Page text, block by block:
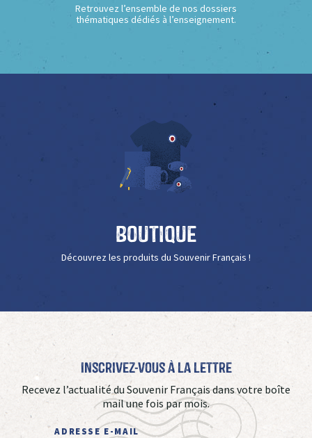
Retrouvez l’ensemble de nos dossiers
thématiques dédiés à l’enseignement.
Boutique
Découvrez les produits du Souvenir Français !
Inscrivez-vous à La Lettre
Recevez l’actualité du Souvenir Français dans votre boîte
mail une fois par mois.
ADRESSE E-MAIL